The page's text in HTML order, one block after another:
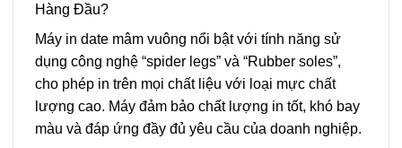
Hàng Đầu?
Máy in date mâm vuông nổi bật với tính năng sử
dụng công nghệ “spider legs” và “Rubber soles”,
cho phép in trên mọi chất liệu với loại mực chất
lượng cao. Máy đảm bảo chất lượng in tốt, khó bay
màu và đáp ứng đầy đủ yêu cầu của doanh nghiệp.